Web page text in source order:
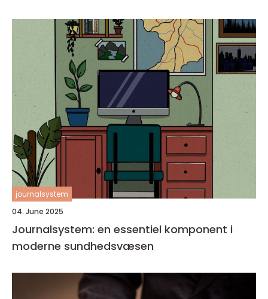
journalsystem
04. June 2025
Journalsystem: en essentiel komponent i
moderne sundhedsvæsen